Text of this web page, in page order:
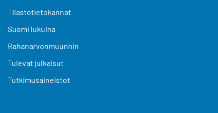
Tilastotietokannat
Suomi lukuina
Rahanarvonmuunnin
Tulevat julkaisut
Tutkimusaineistot